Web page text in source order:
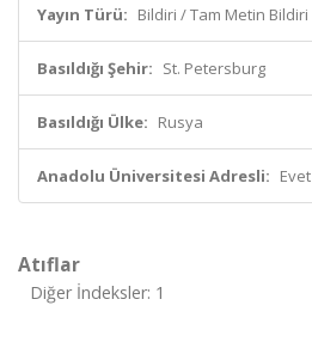
Yayın Türü: Bildiri / Tam Metin Bildiri
Basıldığı Şehir: St. Petersburg
Basıldığı Ülke: Rusya
Anadolu Üniversitesi Adresli: Evet
Atıflar
Diğer İndeksler: 1